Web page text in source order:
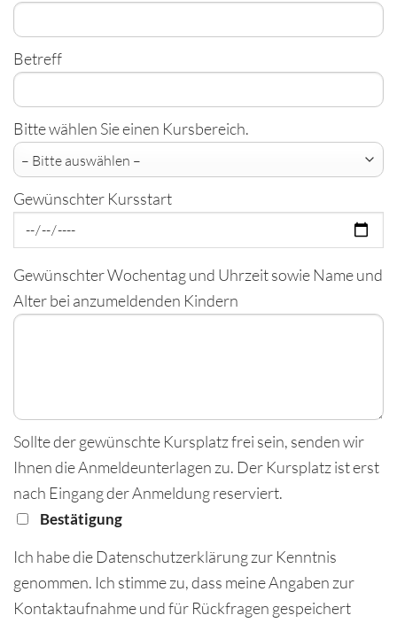
Betreff
Bitte wählen Sie einen Kursbereich.
Gewünschter Kursstart
Gewünschter Wochentag und Uhrzeit sowie Name und
Alter bei anzumeldenden Kindern
Sollte der gewünschte Kursplatz frei sein, senden wir
Ihnen die Anmeldeunterlagen zu. Der Kursplatz ist erst
nach Eingang der Anmeldung reserviert.
Bestätigung
Ich habe die Datenschutzerklärung zur Kenntnis
genommen. Ich stimme zu, dass meine Angaben zur
Kontaktaufnahme und für Rückfragen gespeichert